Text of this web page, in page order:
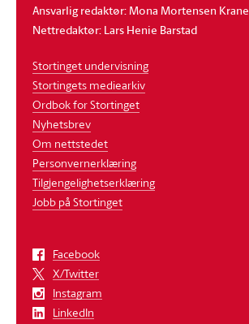
Ansvarlig redaktør: Mona Mortensen Krane
Nettredaktør: Lars Henie Barstad
Stortinget undervisning
Stortingets mediearkiv
Ordbok for Stortinget
Nyhetsbrev
Om nettstedet
Personvernerklæring
Tilgjengelighetserklæring
Jobb på Stortinget
Facebook
X/Twitter
Instagram
LinkedIn